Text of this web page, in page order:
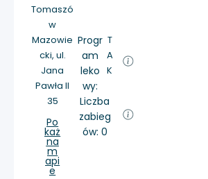
Tomaszó
w
Mazowie
cki, ul.
Jana
Pawła II
35
Po
każ
na
m
api
e
Progr
am
leko
wy:
T
A
K
Liczba
zabieg
ów: 0